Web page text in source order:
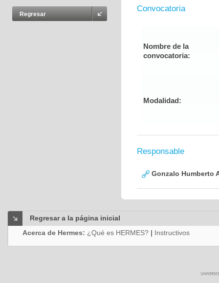
Regresar
Convocatoria
Nombre de la
convocatoria:
Modalidad:
Responsable
Gonzalo Humberto
Regresar a la página inicial
Acerca de Hermes: ¿Qué es HERMES? | Instructivos